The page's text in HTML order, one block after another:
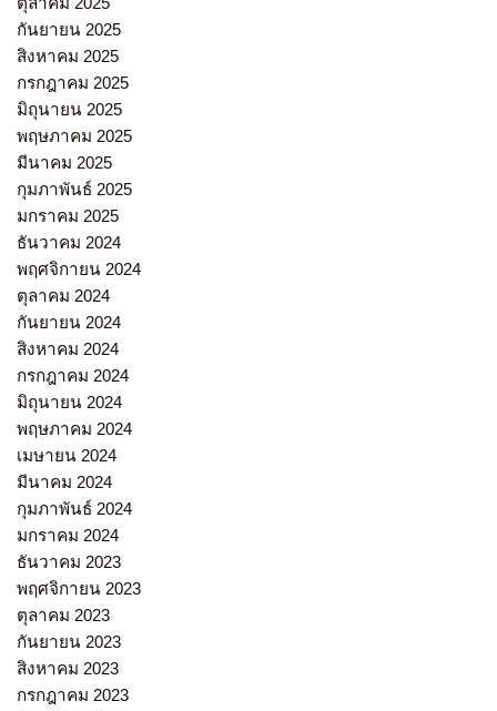
กันยายน 2025
สิงหาคม 2025
กรกฎาคม 2025
มิถุนายน 2025
พฤษภาคม 2025
มีนาคม 2025
กุมภาพันธ์ 2025
มกราคม 2025
ธันวาคม 2024
พฤศจิกายน 2024
ตุลาคม 2024
กันยายน 2024
สิงหาคม 2024
กรกฎาคม 2024
มิถุนายน 2024
พฤษภาคม 2024
เมษายน 2024
มีนาคม 2024
กุมภาพันธ์ 2024
มกราคม 2024
ธันวาคม 2023
พฤศจิกายน 2023
ตุลาคม 2023
กันยายน 2023
สิงหาคม 2023
กรกฎาคม 2023